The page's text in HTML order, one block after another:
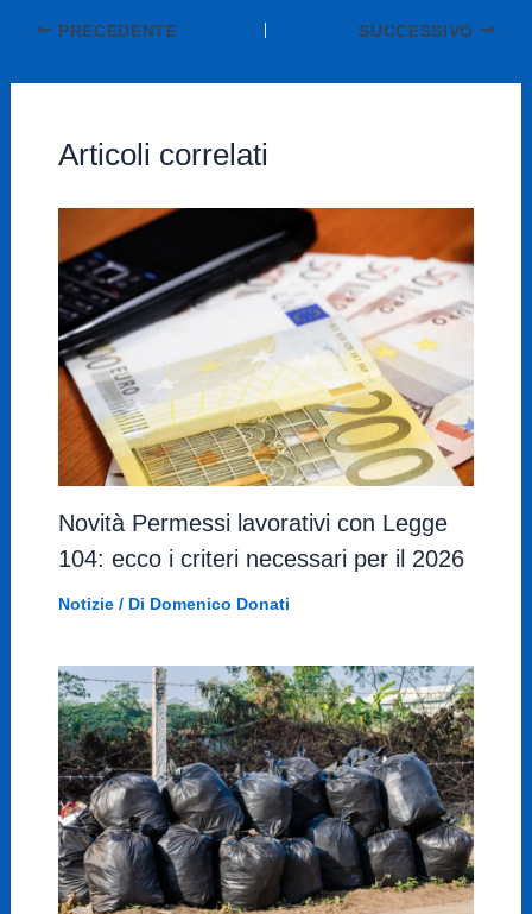
PRECEDENTE SUCCESSIVO
Articoli correlati
Novità Permessi lavorativi con Legge
104: ecco i criteri necessari per il 2026
Notizie/ Di Domenico Donati